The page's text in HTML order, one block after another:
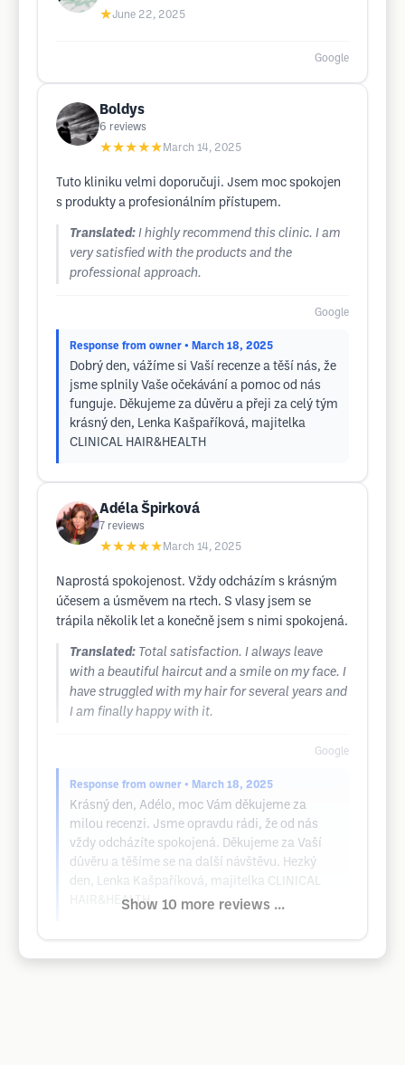
★June 22, 2025
Google
Boldys
6 reviews
★★★★★ March 14, 2025
Tuto kliniku velmi doporučuji. Jsem moc spokojen
s produkty a profesionálním přístupem.
Translated: I highly recommend this clinic. I am
very satisfied with the products and the
professional approach.
Google
Response from owner • March 18, 2025
Dobrý den, vážíme si Vaší recenze a těší nás, že
jsme splnily Vaše očekávání a pomoc od nás
funguje. Děkujeme za důvěru a přeji za celý tým
krásný den, Lenka Kašpaříková, majitelka
CLINICAL HAIR&HEALTH
Adéla Špirková
7 reviews
★★★★★ March 14, 2025
Naprostá spokojenost. Vždy odcházím s krásným
účesem a úsměvem na rtech. S vlasy jsem se
trápila několik let a konečně jsem s nimi spokojená.
Translated: Total satisfaction. I always leave
with a beautiful haircut and a smile on my face. I
have struggled with my hair for several years and
I am finally happy with it.
Google
Response from owner • March 18, 2025
Krásný den, Adélo, moc Vám děkujeme za
milou recenzi. Jsme opravdu rádi, že od nás
vždy odcházíte spokojená. Děkujeme za Vaší
důvěru a těšíme se na další návštěvu. Hezký
den, Lenka Kašpaříková, majitelka CLINICAL
HAIR&HEALTHShow 10 more reviews ...